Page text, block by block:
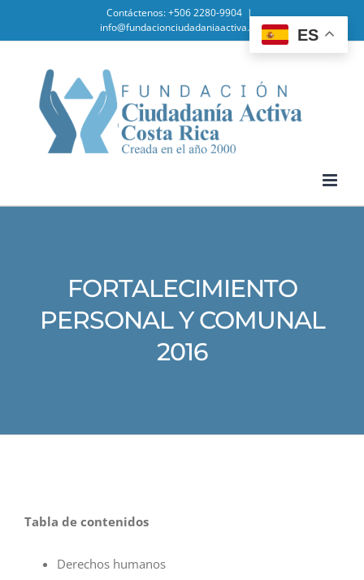
to
Contáctenos: +506 2280-9904 |
info@fundacionciudadaniaactiva.org
FORTALECIMIENTO
PERSONAL Y COMUNAL
2016
Tabla de contenidos
Derechos humanos
ES